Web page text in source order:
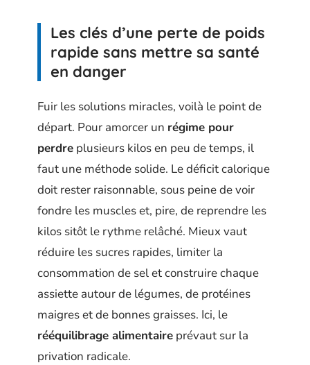
Les clés d’une perte de poids
rapide sans mettre sa santé
en danger
Fuir les solutions miracles, voilà le point de
départ. Pour amorcer un régime pour
perdre plusieurs kilos en peu de temps, il
faut une méthode solide. Le déficit calorique
doit rester raisonnable, sous peine de voir
fondre les muscles et, pire, de reprendre les
kilos sitôt le rythme relâché. Mieux vaut
réduire les sucres rapides, limiter la
consommation de sel et construire chaque
assiette autour de légumes, de protéines
maigres et de bonnes graisses. Ici, le
rééquilibrage alimentaire prévaut sur la
privation radicale.